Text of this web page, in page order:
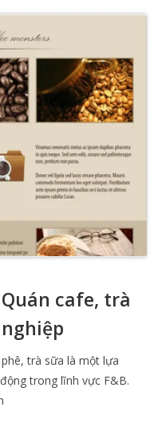
cafe, trà
trà sữa là một lựa
trong lĩnh vực F&B.